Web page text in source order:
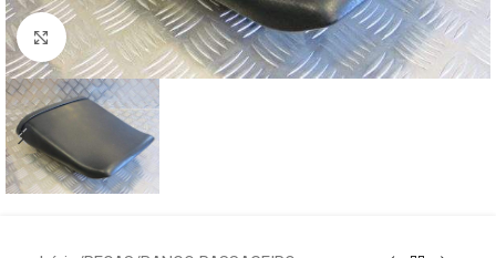
Click to enlarge